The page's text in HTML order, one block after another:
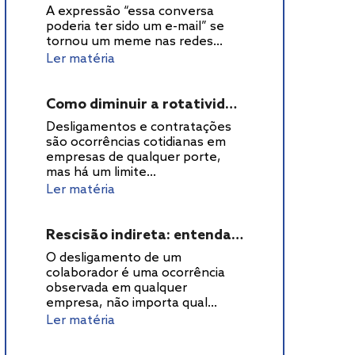
A expressão “essa conversa
poderia ter sido um e-mail” se
tornou um meme nas redes...
Ler matéria
Como diminuir a rotatividade de funcionários? Dicas para reduzir este índice
Desligamentos e contratações
são ocorrências cotidianas em
empresas de qualquer porte,
mas há um limite...
Ler matéria
Rescisão indireta: entenda como ela funciona e veja exemplos
O desligamento de um
colaborador é uma ocorrência
observada em qualquer
empresa, não importa qual...
Ler matéria